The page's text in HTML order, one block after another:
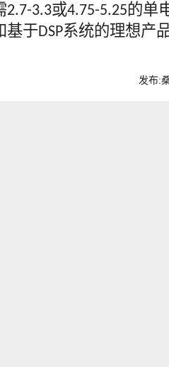
2.7-3.3或4.75-5.25的单
基于DSP系统的理想产
发布: